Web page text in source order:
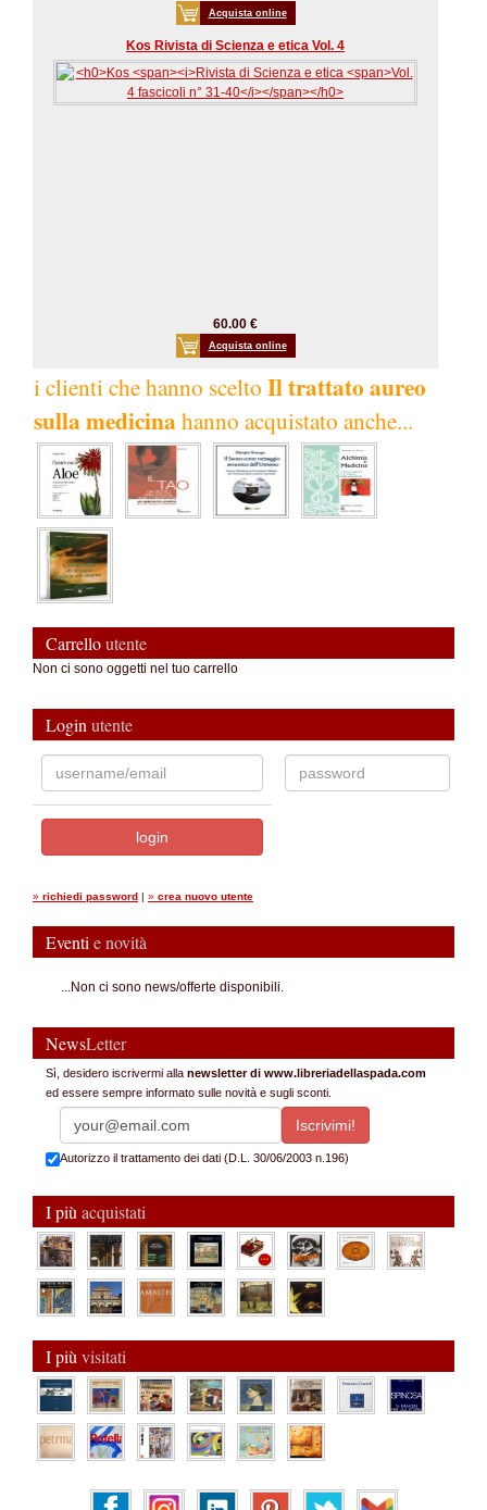
Acquista online
Kos Rivista di Scienza e etica Vol. 4
60.00 €
Acquista online
i clienti che hanno scelto Il trattato aureo
sulla medicinahanno acquistato anche...
Carrelloutente
Non ci sono oggetti nel tuo carrello
Login utente
» richiedi password | » crea nuovo utente
Eventi e novità
...Non ci sono news/offerte disponibili.
NewsLetter
Sì, desidero iscrivermi alla newsletter di www.libreriadellaspada.com
ed essere sempre informato sulle novità e sugli sconti.
Autorizzo il trattamento dei dati (D.L. 30/06/2003 n.196)
I più acquistati
I più visitati